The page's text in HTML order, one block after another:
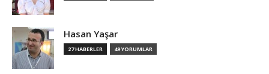
Hasan Yaşar
27 HABERLER 49 YORUMLAR